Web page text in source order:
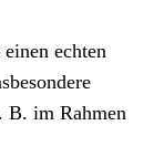
echten
B. im Rahmen